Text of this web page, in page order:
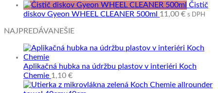
Čistič
diskov Gyeon WHEEL CLEANER 500ml 11,00 € s DPH
NAJPREDÁVANEŠIE
Aplikačná hubka na údržbu plastov v interiéri Koch
Chemie 1,10 €